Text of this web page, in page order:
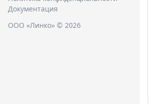
Документация
ООО «Линко» © 2026